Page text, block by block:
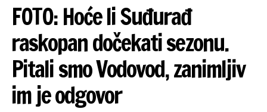
FOTO: Hoće li Suđurađ
raskopan dočekati sezonu.
Pitali smo Vodovod, zanimljiv
im je odgovor